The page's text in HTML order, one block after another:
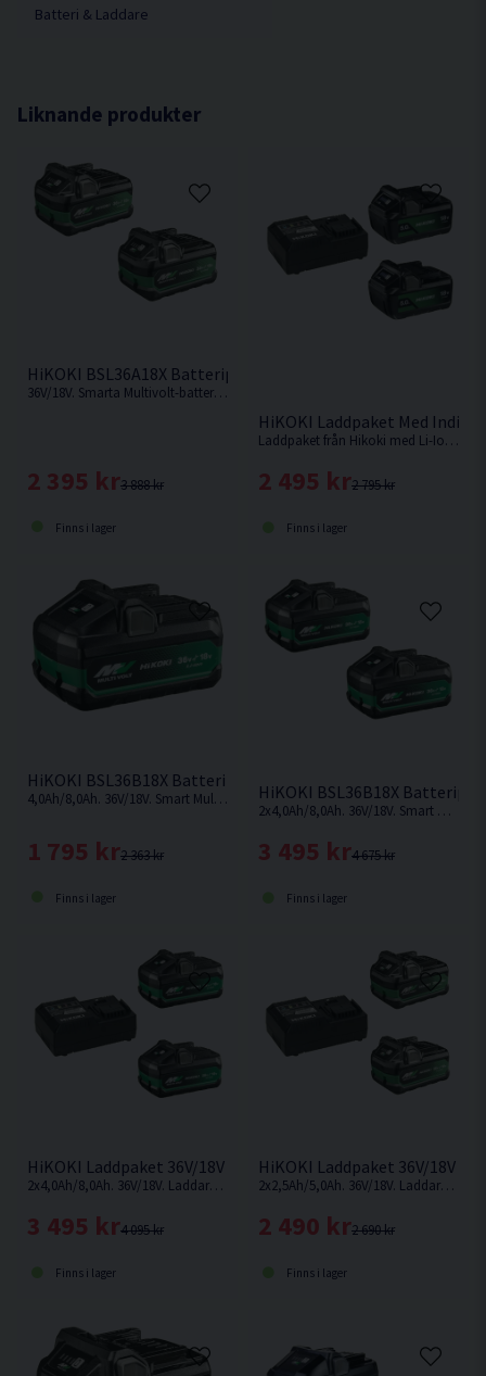
Batteri & Laddare
Liknande produkter
HiKOKI BSL36A18X Batteripaket 36V Multivolt (2x2,5Ah/
36V/18V. Smarta Multivolt-batterier som ändrar volt-nivå beroende på vilken maskin som används. Ersättaren till BSL36A18. Levereras i 2-pack.
3 888 kr
2 395 kr
Finns i lager
HiKOKI Laddpaket Med
Laddpaket från Hikoki med Li-Ion batterier på 5,0Ah för 18V Sladdlösa maskiner med Slide batterifäste samt snabbladdare.
2 795 kr
2 495 kr
Finns i lager
HiKOKI BSL36B18X Batteri 36V/18V Multivolt (4,0Ah/8,0Ah)
4,0Ah/8,0Ah. 36V/18V. Smart Multivolt-batteri som ändrar volt-nivå beroende på vilken maskin som används.
2 363 kr
1 795 kr
Finns i lager
HiKOKI BSL36B18X
2x4,0Ah/8,0Ah. 36V/18V. Smart Multivolt-batteri som ändrar volt-nivå beroende på vilken maskin som används.
4 675 kr
3 495 kr
Finns i lager
HiKOKI Laddpaket 36V/18V Multivolt BSL36B18X (2x4,0Ah/
2x4,0Ah/8,0Ah. 36V/18V. Laddare och smarta Multivolt-batterier som ändrar volt-nivå beroende på vilken maskin som används.
4 095 kr
3 495 kr
Finns i lager
HiKOKI Laddpaket 36V/18V
2x2,5Ah/5,0Ah. 36V/18V. Laddare och smarta Multivolt-batterier som ändrar volt-nivå beroende på vilken maskin som används. Ersättaren till BSL36A18.
2 690 kr
2 490 kr
Finns i lager